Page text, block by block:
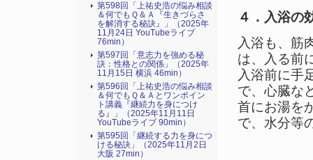
４．入浴の
入浴も、筋
は、入る前
入浴前に手
で、心臓な
首にお湯を
で、水分等
第598回「上祐史浩の悩み相談
＆何でもＱ＆Ａ『生きづらさ
を解消する秘訣』​」（2025年
11月24日 YouTubeライブ
76min）
第597回「意志力を強める秘
訣：性格との関係」（2025年
11月15日 横浜 46min）
第596回「上祐史浩の悩み相談
＆何でもＱ＆Ａとワンポイン
ト講義『継続力を身につけ
る』​」（2025年11月11日
YouTubeライブ 90min）
第595回「継続する力を身につ
ける秘訣」（2025年11月2日
大阪 27min）